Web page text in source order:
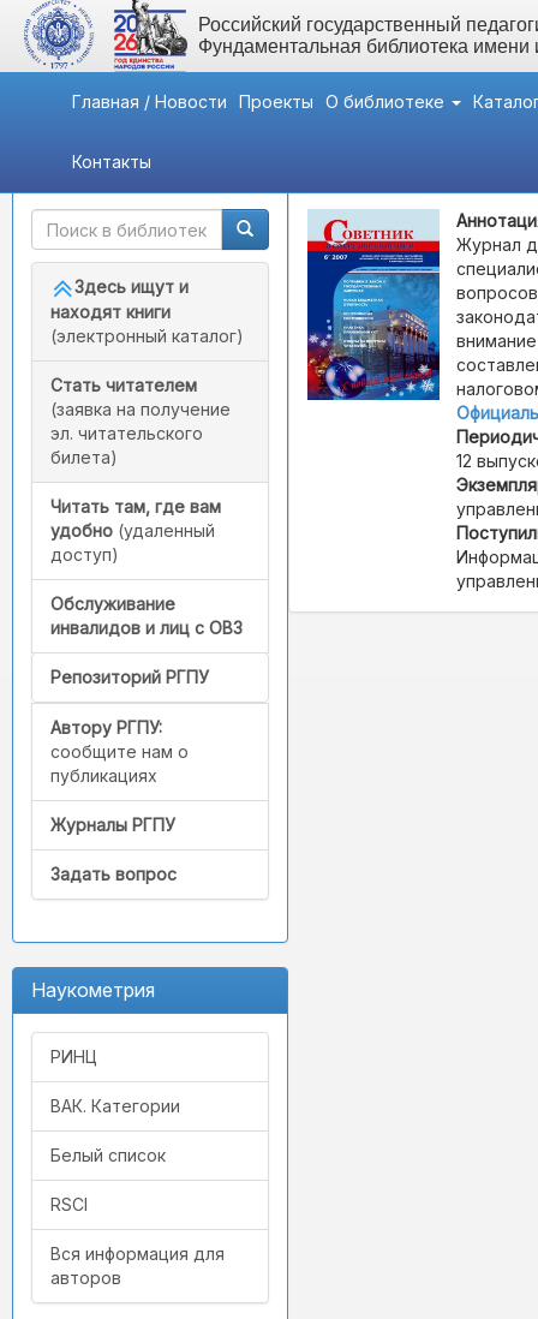
Российский государственный
Фундаментальная библиотека
Главная / Новости Проекты О библиотеке
Контакты
Быстрый доступ
Здесь ищут и
находят книги
(электронный каталог)
Стать читателем
(заявка на получение
эл. читательского
билета)
Читать там, где вам
удобно (удаленный
доступ)
Обслуживание
инвалидов и лиц с ОВЗ
Репозиторий РГПУ
Автору РГПУ:
сообщите нам о
публикациях
Журналы РГПУ
Задать вопрос
Наукометрия
РИНЦ
ВАК. Категории
Белый список
RSCI
Вся информация для
авторов
Журнал
12